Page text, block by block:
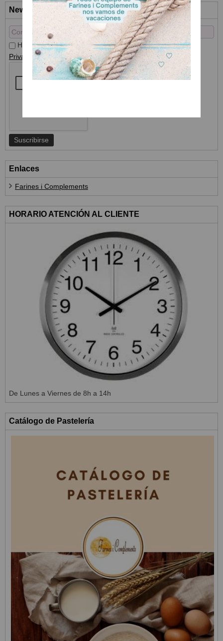
Newsletter
He leído y acepto el Tratamiento de datosy laPolítica de
Privacidad
Enlaces
Farines i Complements
HORARIO ATENCIÓN AL CLIENTE
De Lunes a Viernes de 8h a 14h
Catálogo de Pastelería